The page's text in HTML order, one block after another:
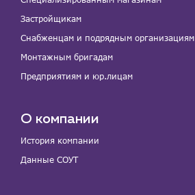
Застройщикам
Снабженцам и подрядным организациям
Монтажным бригадам
Предприятиям и юр.лицам
О компании
История компании
Данные СОУТ